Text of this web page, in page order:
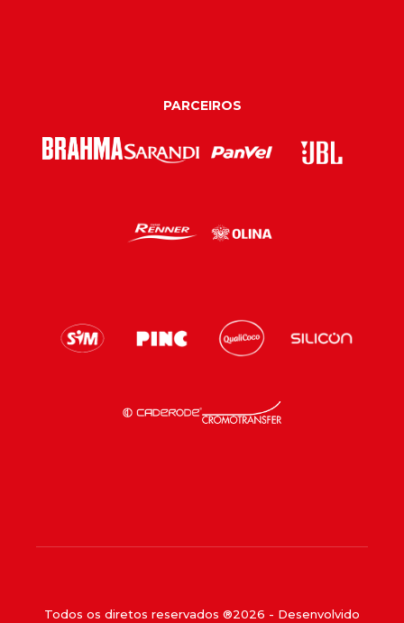
PARCEIROS
Todos os diretos reservados ®2026 - Desenvolvido